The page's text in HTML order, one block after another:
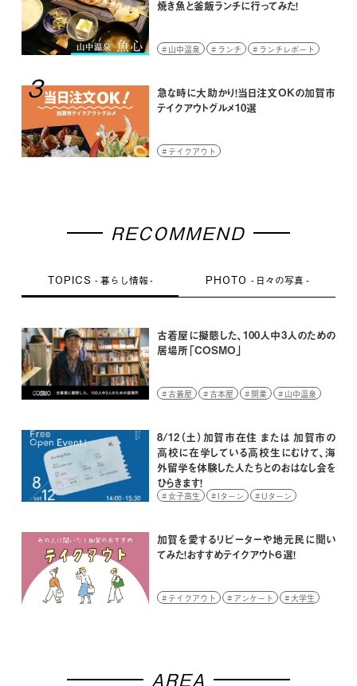
焼き魚と釜飯ランチに行ってみた！
山中温泉 ランチ ランチレポート
急な時に大助かり！当日注文OKの加賀市
テイクアウトグルメ10選
3
テイクアウト
RECOMMEND
TOPICS 暮らし情報 PHOTO 日々の写真
古着屋に擬態した、100人中3人のための
居場所「COSMO」
古着屋 古本屋 開業 山中温泉
8/12（土）加賀市在住 または 加賀市の
高校に在学している高校生にむけて、海
外留学を体験した人たちとのおはなし会を
ひらきます！
女子高生 Iターン
Uターン
加賀を愛するリピーターや地元民に聞い
てみた！おすすめテイクアウト６選！
テイクアウト アンケート 大学生
AREA